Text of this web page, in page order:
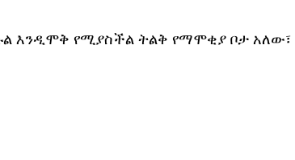
እንዲሞቅ የሚያስችል ትልቅ የማሞቂያ ቦታ